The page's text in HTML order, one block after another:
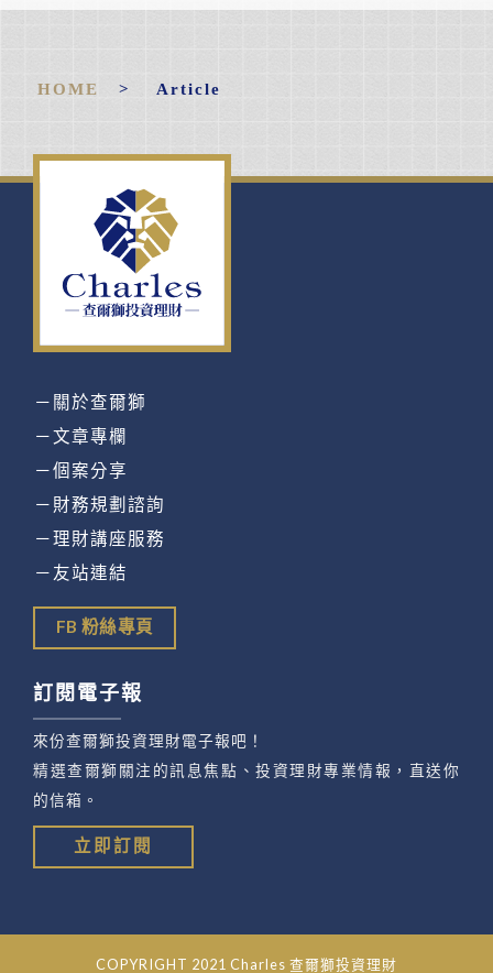
HOME > Article
－關於查爾獅
－文章專欄
－個案分享
－財務規劃諮詢
－理財講座服務
－友站連結
FB 粉絲專頁
訂閱電子報
來份查爾獅投資理財電子報吧！
精選查爾獅關注的訊息焦點、投資理財專業情報，直送你
的信箱。
立即訂閱
COPYRIGHT 2021 Charles 查爾獅投資理財